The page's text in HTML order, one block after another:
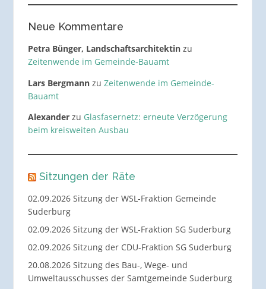
Neue Kommentare
Petra Bünger, Landschaftsarchitektinzu
Zeitenwende im Gemeinde-Bauamt
Lars Bergmannzu Zeitenwende im Gemeinde-
Bauamt
Alexanderzu Glasfasernetz: erneute Verzögerung
beim kreisweiten Ausbau
Sitzungen der Räte
02.09.2026 Sitzung der WSL-Fraktion Gemeinde
Suderburg
02.09.2026 Sitzung der WSL-Fraktion SG Suderburg
02.09.2026 Sitzung der CDU-Fraktion SG Suderburg
20.08.2026 Sitzung des Bau-, Wege- und
Umweltausschusses der Samtgemeinde Suderburg